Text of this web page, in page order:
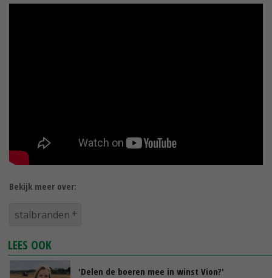
Bekijk meer over:
stalbranden
LEES OOK
'Delen de boeren mee in winst Vion?'